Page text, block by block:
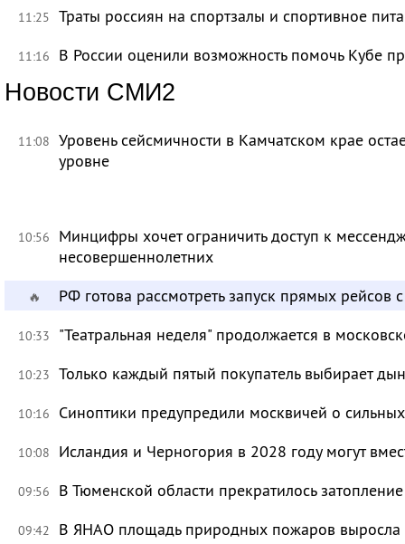
11:25 Траты россиян на спортзалы и спортивное
11:16 В России оценили возможность помочь Кубе
Новости СМИ2
11:08 Уровень сейсмичности в Камчатском крае
уровне
10:56
Минцифры хочет ограничить доступ к
несовершеннолетних
🔥 РФ готова рассмотреть запуск прямых рейсов
10:33 "Театральная неделя" продолжается в
10:23 Только каждый пятый покупатель выбирает
10:16 Синоптики предупредили москвичей о
10:08 Исландия и Черногория в 2028 году могут
09:56 В Тюменской области прекратилось
09:42
В ЯНАО площадь природных пожаров выросла